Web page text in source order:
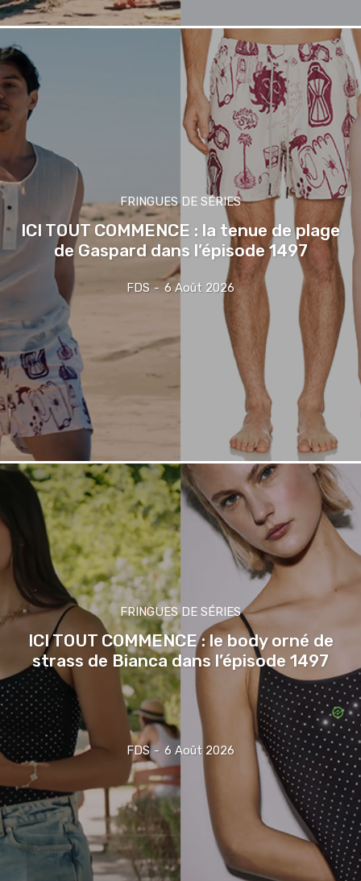
FRINGUES DE SÉRIES
ICI TOUT COMMENCE : la tenue de plage
de Gaspard dans l’épisode 1497
FDS - 6 Août 2026
FRINGUES DE SÉRIES
ICI TOUT COMMENCE : le body orné de
strass de Bianca dans l’épisode 1497
FDS - 6 Août 2026